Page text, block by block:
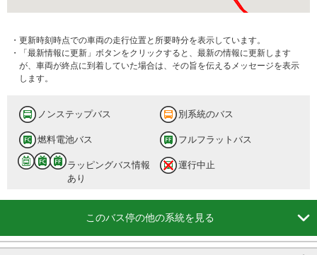
・更新時刻時点での車両の走行位置と所要時分を表示しています。
・「最新情報に更新」ボタンをクリックすると、最新の情報に更新します
が、車両が終点に到着していた場合は、その旨を伝えるメッセージを表示
します。
ノンステップバス 別系統のバス
燃料電池バス フルフラットバス
ラッピングバス情報
あり
運行中止
このバス停の他の系統を見る 